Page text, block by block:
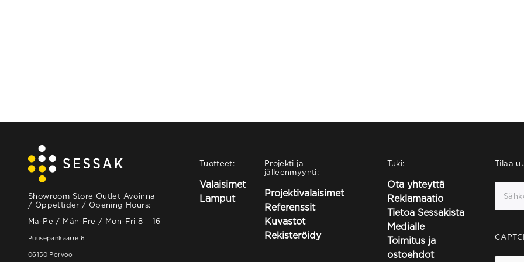
Showroom Store Outlet Avoinna
/ Öppettider / Opening Hours:
Ma-Pe / Mån-Fre / Mon-Fri 8 – 16
Puusepänkaarre 6
06150 Porvoo
Tuotteet:
Valaisimet
Lamput
Projekti ja
jälleenmyynti:
Projektivalaisimet
Referenssit
Kuvastot
Rekisteröidy
Tuki:
Ota yhteyttä
Reklamaatio
Tietoa Sessakista
Medialle
Toimitus ja
ostoehdot
Tilaa